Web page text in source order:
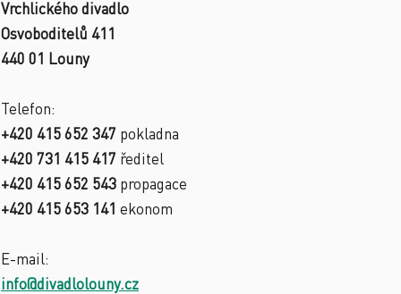
Vrchlického divadlo
Osvoboditelů 411
440 01 Louny
Telefon:
+420 415 652 347 pokladna
+420 731 415 417 ředitel
+420 415 652 543 propagace
+420 415 653 141 ekonom
E-mail:
info@divadlolouny.cz